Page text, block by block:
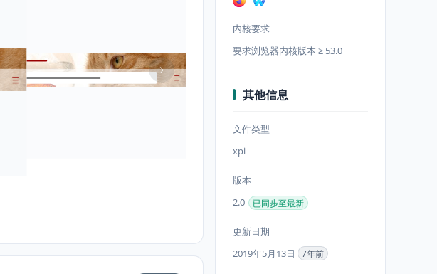
内核要求
要求浏览器内核版本 ≥ 53.0
其他信息
文件类型
xpi
版本
2.0
已同步至最新
更新日期
2019年5月13日
7年前